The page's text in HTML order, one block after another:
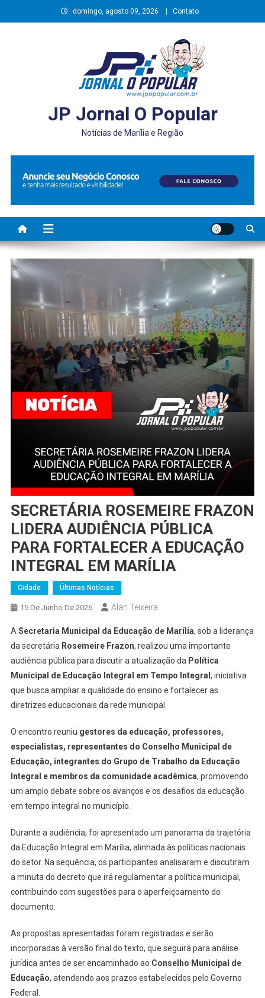
to
domingo, agosto 09, 2026 Contato
JP Jornal O Popular
Notícias de Marília e Região
SECRETÁRIA ROSEMEIRE FRAZON
LIDERA AUDIÊNCIA PÚBLICA
PARA FORTALECER A EDUCAÇÃO
INTEGRAL EM MARÍLIA
Cidade Últimas Notícias
15 De Junho De 2026 Alan Teixeira
A Secretaria Municipal da Educação de Marília, sob a liderança
da secretária Rosemeire Frazon, realizou uma importante
audiência pública para discutir a atualização da Política
Municipal de Educação Integral em Tempo Integral , iniciativa
que busca ampliar a qualidade do ensino e fortalecer as
diretrizes educacionais da rede municipal.
O encontro reuniu gestores da educação, professores,
especialistas, representantes do Conselho Municipal de
Educação, integrantes do Grupo de Trabalho da Educação
Integral e membros da comunidade acadêmica, promovendo
um amplo debate sobre os avanços e os desafios da educação
em tempo integral no município.
Durante a audiência, foi apresentado um panorama da trajetória
da Educação Integral em Marília, alinhada às políticas nacionais
do setor. Na sequência, os participantes analisaram e discutiram
a minuta do decreto que irá regulamentar a política municipal,
contribuindo com sugestões para o aperfeiçoamento do
documento.
As propostas apresentadas foram registradas e serão
incorporadas à versão final do texto, que seguirá para análise
jurídica antes de ser encaminhado ao Conselho Municipal de
Educação, atendendo aos prazos estabelecidos pelo Governo
Federal.